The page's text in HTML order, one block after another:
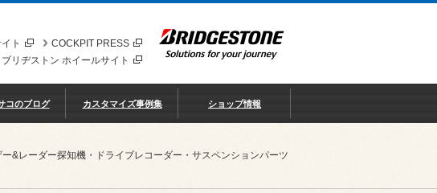
COCKPIT PRESS
ト
ブリヂストン ホイールサイト
コのブログ カスタマイズ事例集 ショップ情報
&レーダー探知機・ドライブレコーダー・サスペンションパーツ